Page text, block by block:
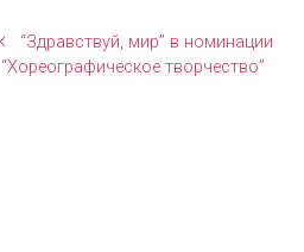
“Здравствуй, мир” в номинации
“Хореографическое творчество”